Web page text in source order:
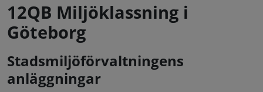
12QB Miljöklassning i
Göteborg
Stadsmiljöförvaltningens
anläggningar